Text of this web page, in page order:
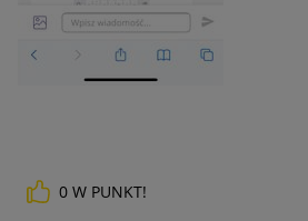
0 W PUNKT!